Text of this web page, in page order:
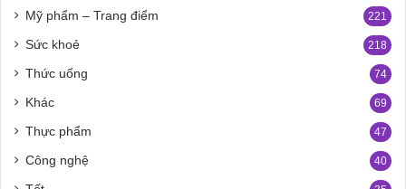
Mỹ phẩm – Trang điểm 221
Sức khoẻ 218
Thức uống 74
Khác 69
Thực phẩm 47
Công nghệ 40